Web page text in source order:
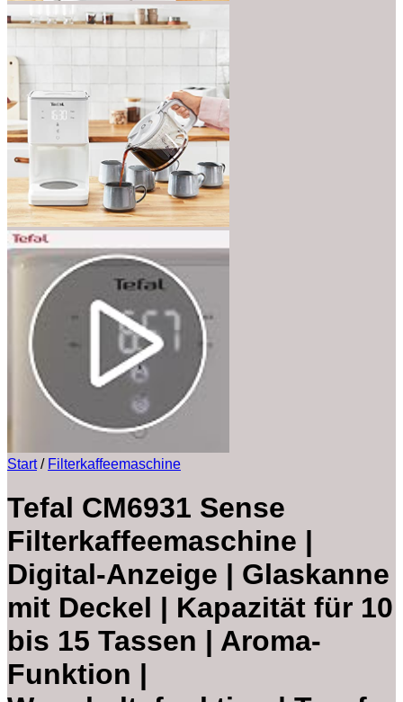
Start / Filterkaffeemaschine
Tefal CM6931 Sense
Filterkaffeemaschine |
Digital-Anzeige | Glaskanne
mit Deckel | Kapazität für 10
bis 15 Tassen | Aroma-
Funktion |